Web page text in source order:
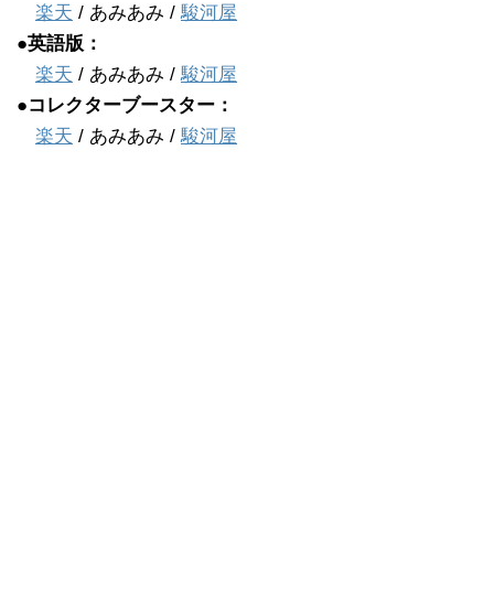
楽天 / あみあみ /駿河屋
●英語版：
楽天 / あみあみ /駿河屋
●コレクターブースター：
楽天 / あみあみ /駿河屋